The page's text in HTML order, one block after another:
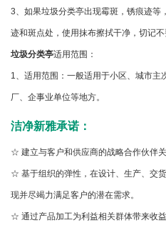
3、如果垃圾分类亭出现霉斑，锈痕迹等
迹和斑点处，使用抹布擦拭干净，切记
垃圾分类亭适用范围：
1、适用范围：一般适用于小区、城市
厂、企事业单位等地方。
洁净新雅承诺：
☆ 建立与客户和供应商的战略合作伙伴关
☆ 基于组织的弹性，在设计、生产、交
现并尽竭力满足客户的潜在需求。
☆ 通过产品加工为利益相关群体带来收